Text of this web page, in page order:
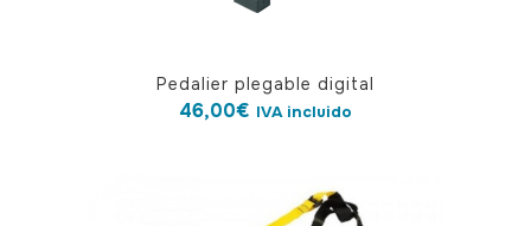
Pedalier plegable digital
46,00€ IVA incluido